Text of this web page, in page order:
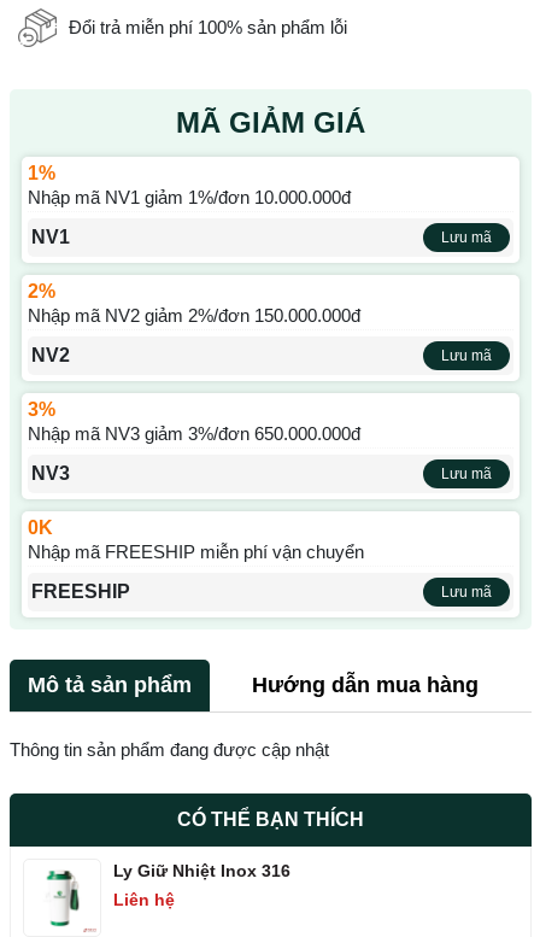
Đổi trả miễn phí 100% sản phẩm lỗi
MÃ GIẢM GIÁ
1%
Nhập mã NV1 giảm 1%/đơn 10.000.000đ
NV1
Lưu mã
2%
Nhập mã NV2 giảm 2%/đơn 150.000.000đ
NV2
Lưu mã
3%
Nhập mã NV3 giảm 3%/đơn 650.000.000đ
NV3
Lưu mã
0K
Nhập mã FREESHIP miễn phí vận chuyển
FREESHIP
Lưu mã
Mô tả sản phẩm Hướng dẫn mua hàng
Thông tin sản phẩm đang được cập nhật
CÓ THỂ BẠN THÍCH
Ly Giữ Nhiệt Inox 316
Liên hệ